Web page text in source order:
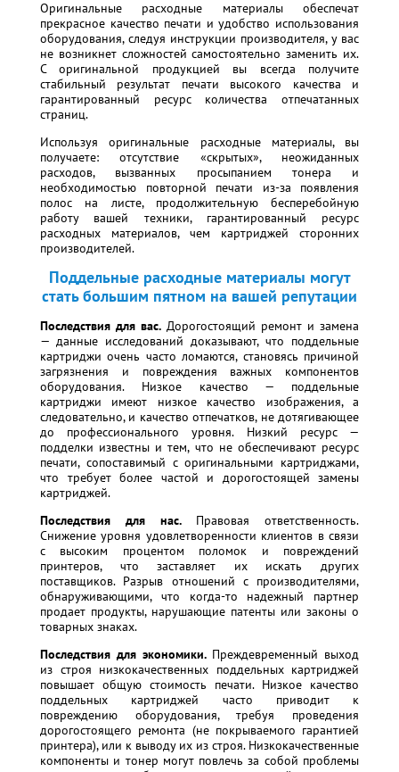
Оригинальные расходные материалы обеспечат
прекрасное качество печати и удобство использования
оборудования, следуя инструкции производителя, у вас
не возникнет сложностей самостоятельно заменить их.
С оригинальной продукцией вы всегда получите
стабильный результат печати высокого качества и
гарантированный ресурс количества отпечатанных
страниц.
Используя оригинальные расходные материалы, вы
получаете: отсутствие «скрытых», неожиданных
расходов, вызванных просыпанием тонера и
необходимостью повторной печати из-за появления
полос на листе, продолжительную бесперебойную
работу вашей техники, гарантированный ресурс
расходных материалов, чем картриджей сторонних
производителей.
Поддельные расходные материалы могут
стать большим пятном на вашей репутации
Последствия для вас. Дорогостоящий ремонт и замена
— данные исследований доказывают, что поддельные
картриджи очень часто ломаются, становясь причиной
загрязнения и повреждения важных компонентов
оборудования. Низкое качество — поддельные
картриджи имеют низкое качество изображения, а
следовательно, и качество отпечатков, не дотягивающее
до профессионального уровня. Низкий ресурс —
подделки известны и тем, что не обеспечивают ресурс
печати, сопоставимый с оригинальными картриджами,
что требует более частой и дорогостоящей замены
картриджей.
Последствия для нас.Правовая ответственность.
Снижение уровня удовлетворенности клиентов в связи
с высоким процентом поломок и повреждений
принтеров, что заставляет их искать других
поставщиков. Разрыв отношений с производителями,
обнаруживающими, что когда-то надежный партнер
продает продукты, нарушающие патенты или законы о
товарных знаках.
Последствия для экономики.Преждевременный выход
из строя низкокачественных поддельных картриджей
повышает общую стоимость печати. Низкое качество
поддельных картриджей часто приводит к
повреждению оборудования, требуя проведения
дорогостоящего ремонта (не покрываемого гарантией
принтера), или к выводу их из строя. Низкокачественные
компоненты и тонер могут повлечь за собой проблемы